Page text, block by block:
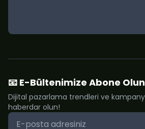
📧 E-Bültenimize Abone Olun
Dijital pazarlama trendleri ve
haberdar olun!